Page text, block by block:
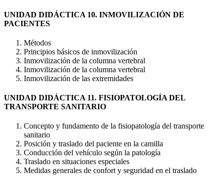
UNIDAD DIDÁCTICA 10. INMOVILIZACIÓN DE
PACIENTES
Métodos
Principios básicos de inmovilización
Inmovilización de la columna vertebral
Inmovilización de la columna vertebral
Inmovilización de las extremidades
UNIDAD DIDÁCTICA 11. FISIOPATOLOGÍA DEL
TRANSPORTE SANITARIO
Concepto y fundamento de la fisiopatología del transporte
sanitario
Posición y traslado del paciente en la camilla
Conducción del vehículo según la patología
Traslado en situaciones especiales
Medidas generales de confort y seguridad en el traslado